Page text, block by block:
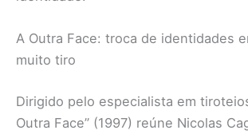
A Outra Face: troca de identidades
muito tiro
Dirigido pelo especialista em
Outra Face” (1997) reúne Nicolas